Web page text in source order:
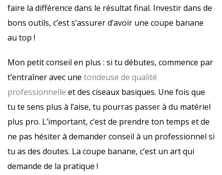
faire la différence dans le résultat final. Investir dans de
bons outils, c’est s’assurer d’avoir une coupe banane
au top !
Mon petit conseil en plus : si tu débutes, commence par
t’entraîner avec une tondeuse de qualité
professionnelle et des ciseaux basiques. Une fois que
tu te sens plus à l’aise, tu pourras passer à du matériel
plus pro. L’important, c’est de prendre ton temps et de
ne pas hésiter à demander conseil à un professionnel si
tu as des doutes. La coupe banane, c’est un art qui
demande de la pratique !